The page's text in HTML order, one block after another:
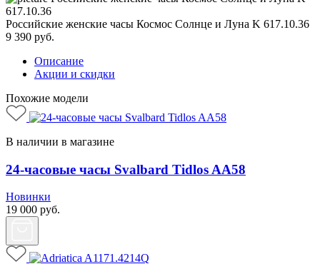
Российские женские часы Космос Солнце и Луна K 617.10.36
9 390 руб.
Описание
Акции и скидки
Похожие модели
В наличии в магазине
24-часовые часы Svalbard Tidlos AA58
Новинки
19 000 руб.